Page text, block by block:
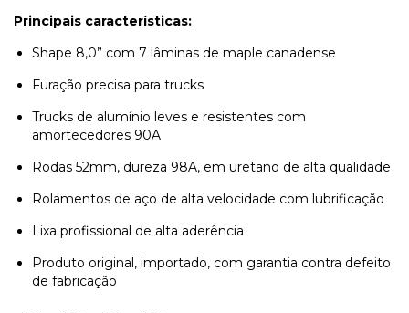
Principais características:
Shape 8,0” com 7 lâminas de maple canadense
Furação precisa para trucks
Trucks de alumínio leves e resistentes com
amortecedores 90A
Rodas 52mm, dureza 98A, em uretano de alta qualidade
Rolamentos de aço de alta velocidade com lubrificação
Lixa profissional de alta aderência
Produto original, importado, com garantia contra defeito
de fabricação